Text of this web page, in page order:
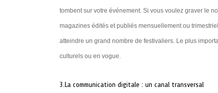
tombent sur votre événement. Si vous voulez graver le
magazines édités et publiés mensuellement ou
atteindre un grand nombre de festivaliers. Le plus
culturels ou en vogue.
3.La communication digitale : un canal transversal